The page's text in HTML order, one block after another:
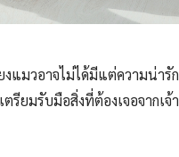
แมวอาจไม่ได้มีแต่ความน่ารัก
ยมรับมือสิ่งที่ต้องเจอจากเจ้า